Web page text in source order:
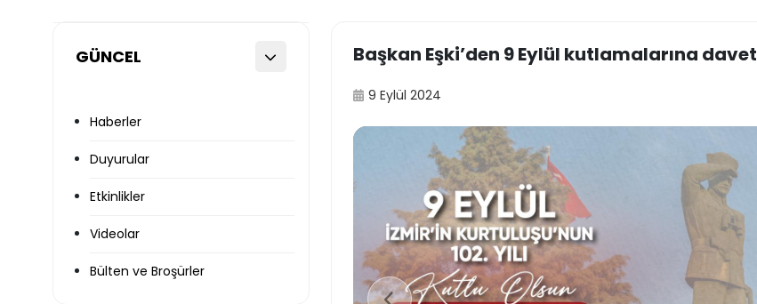
GÜNCEL
Haberler
Duyurular
Etkinlikler
Videolar
Bülten ve Broşürler
Başkan Eşki’den 9 Eylül kutlamalarına davet
9 Eylül 2024